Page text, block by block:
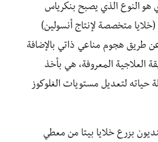
النوع الذي يصبح بنكرياس
(خلايا متخصصة لإنتاج أنسولين)
طريق هجوم مناعي ذاتي بالإضافة
العلاجية المعروفة، هي بأخذ
حياته لتعديل مستويات الغلوكوز
بزرع خلايا بيتا من معطي